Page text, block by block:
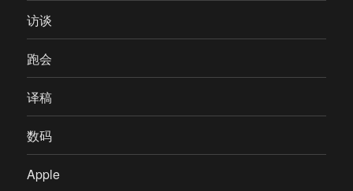
访谈
跑会
译稿
数码
Apple